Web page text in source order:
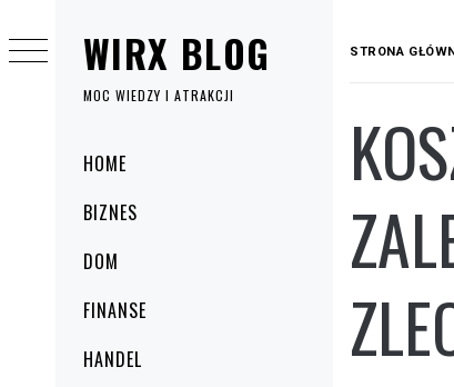
WIRX BLOG
MOC WIEDZY I ATRAKCJI
Menu
główne
HOME
BIZNES
DOM
FINANSE
HANDEL
do
treści
STRONA